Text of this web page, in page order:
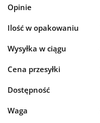
Opinie
Ilość w opakowaniu
Wysyłka w ciągu
Cena przesyłki
Dostępność
Waga